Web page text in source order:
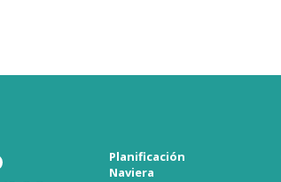
Planificación
Naviera